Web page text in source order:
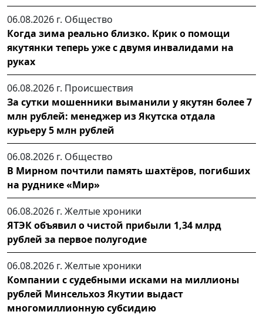
06.08.2026 г. Общество
Когда зима реально близко. Крик о помощи
якутянки теперь уже с двумя инвалидами на
руках
06.08.2026 г. Происшествия
За сутки мошенники выманили у якутян более 7
млн рублей: менеджер из Якутска отдала
курьеру 5 млн рублей
06.08.2026 г. Общество
В Мирном почтили память шахтёров, погибших
на руднике «Мир»
06.08.2026 г. Желтые хроники
ЯТЭК объявил о чистой прибыли 1,34 млрд
рублей за первое полугодие
06.08.2026 г. Желтые хроники
Компании с судебными исками на миллионы
рублей Минсельхоз Якутии выдаст
многомиллионную субсидию